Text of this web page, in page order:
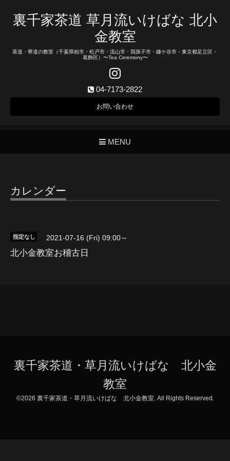
裏千家茶道 草月流いけばな 北小
金教室
茶道・華道の教室（千葉県柏市・松戸市・流山市・我孫子市・鎌ケ谷市・東京都足立区・
葛飾区）〜Tea Ceremony〜
04-7173-2822
お問い合わせ
MENU
カレンダー
指定なし 2021-07-16 (Fri) 09:00～
北小金教室お稽古日
裏千家茶道・草月流いけばな 北小金
教室
©2026 裏千家茶道・草月流いけばな 北小金教室. All Rights Reserved.